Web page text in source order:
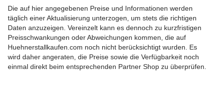
Die auf hier angegebenen Preise und Informationen werden
täglich einer Aktualisierung unterzogen, um stets die richtigen
Daten anzuzeigen. Vereinzelt kann es dennoch zu kurzfristigen
Preisschwankungen oder Abweichungen kommen, die auf
Huehnerstallkaufen.com noch nicht berücksichtigt wurden. Es
wird daher angeraten, die Preise sowie die Verfügbarkeit noch
einmal direkt beim entsprechenden Partner Shop zu überprüfen.